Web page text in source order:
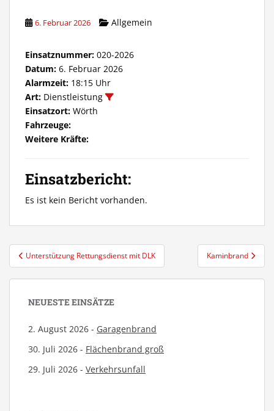
6. Februar 2026 Allgemein
Einsatznummer: 020-2026
Datum: 6. Februar 2026
Alarmzeit: 18:15 Uhr
Art: Dienstleistung
Einsatzort: Wörth
Fahrzeuge:
Weitere Kräfte:
Einsatzbericht:
Es ist kein Bericht vorhanden.
Beitragsnavigation
Unterstützung Rettungsdienst mit DLK Kaminbrand
NEUESTE EINSÄTZE
2. August 2026 - Garagenbrand
30. Juli 2026 - Flächenbrand groß
29. Juli 2026 - Verkehrsunfall